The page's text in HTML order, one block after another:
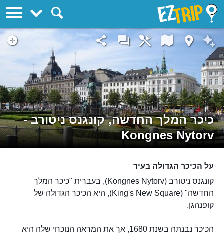
כיכר המלך החדשה, קונגנס ניטורב -
Kongnes Nytorv
על הכיכר הגדולה בעיר
קונגנס ניטורב (Kongnes Nytorv), בעברית "כיכר המלך
החדשה" (King's New Square), היא הכיכר הגדולה של
קופנהגן.
הכיכר נבנתה בשנת 1680, אך את המראה הנוכחי שלה היא
EZTrip